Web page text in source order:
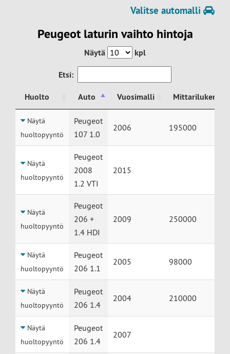
Valitse automalli
Peugeot laturin vaihto hintoja
Näytä kpl
Etsi:
Huolto Auto Vuosimalli
Mittarilukema
Huolto
Näytä
huoltopyyntö
Peugeot
107 1.0
2006 195000
Näytä
huoltopyyntö
Peugeot
2008
1.2 VTI
2015
Näytä
huoltopyyntö
Peugeot
206 +
1.4 HDI
2009 250000
Näytä
huoltopyyntö
Peugeot
206 1.1
2005 98000
Näytä
huoltopyyntö
Peugeot
206 1.4
2004 210000
Näytä
huoltopyyntö
Peugeot
206 1.4
2007